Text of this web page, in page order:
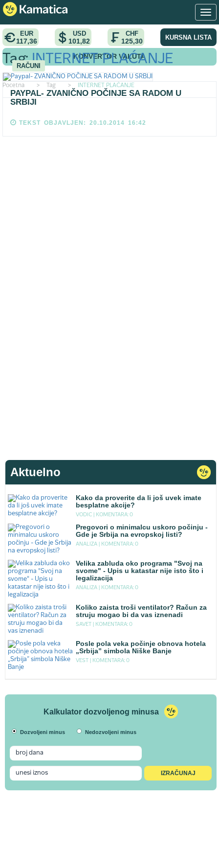
EUR
117,36
USD
101,82
CHF
125,30 KURSNA LISTA
KONVERTOR VALUTA
Pocetna > Tag > INTERNET PLAĆANJE
Tag:INTERNET PLAĆANJE
RAČUNI
PAYPAL- ZVANIČNO POČINJE SA RADOM U
SRBIJI
TEKST OBJAVLJEN: 20.10.2014 16:42
Aktuelno
Kako da proverite da li još uvek imate
besplatne akcije?
VODIC | KOMENTARA: 0
Pregovori o minimalcu uskoro počinju -
Gde je Srbija na evropskoj listi?
ANALIZA | KOMENTARA: 0
Velika zabluda oko programa "Svoj na
svome" - Upis u katastar nije isto što i
legalizacija
ANALIZA | KOMENTARA: 0
Koliko zaista troši ventilator? Račun za
struju mogao bi da vas iznenadi
SAVET | KOMENTARA: 0
Posle pola veka počinje obnova hotela
„Srbija” simbola Niške Banje
VEST | KOMENTARA: 0
Kalkulator dozvoljenog minusa
Dozvoljeni minus Nedozvoljeni minus